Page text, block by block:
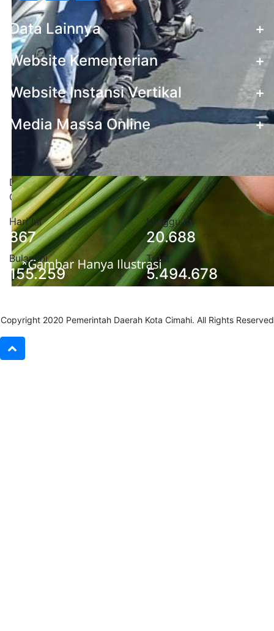
Data Lainnya
+
Website Kementerian
+
Website Instansi Vertikal
+
Media Massa Online
+
Statistik Pengunjung
Data stastistik pengunjung situs Pemerintah Kota
Cimahi
Hari Ini
867
Minggu Ini
20.688
Bulan Ini
155.259
Total
5.494.678
Copyright 2020 Pemerintah Daerah Kota Cimahi. All Rights Reserved